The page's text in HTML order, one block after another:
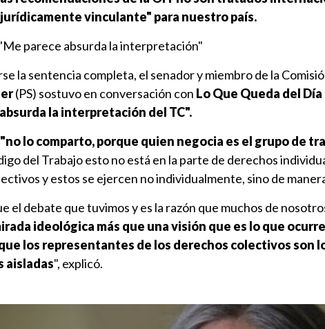
vinculante" para nuestro país.
parece absurda la interpretación"
la sentencia completa, el senador y miembro de la
(PS) sostuvo en conversación con Lo Que Queda del Día
la interpretación del TC".
"no lo comparto, porque quien negocia es el grupo de
del Trabajo esto no está en la parte de derechos
y estos se ejercen no individualmente, sino de
el debate que tuvimos y es la razón que muchos de
ideológica más que una visión que es lo que
los representantes de los derechos colectivos son
aisladas", explicó.